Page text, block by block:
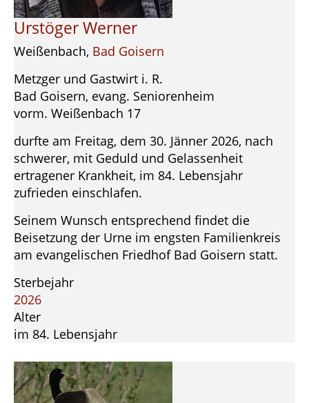
Urstöger Werner
Weißenbach, Bad Goisern
Metzger und Gastwirt i. R.
Bad Goisern, evang. Seniorenheim
vorm. Weißenbach 17
durfte am Freitag, dem 30. Jänner 2026, nach
schwerer, mit Geduld und Gelassenheit
ertragener Krankheit, im 84. Lebensjahr
zufrieden einschlafen.
Seinem Wunsch entsprechend findet die
Beisetzung der Urne im engsten Familienkreis
am evangelischen Friedhof Bad Goisern statt.
Sterbejahr
2026
Alter
im 84. Lebensjahr